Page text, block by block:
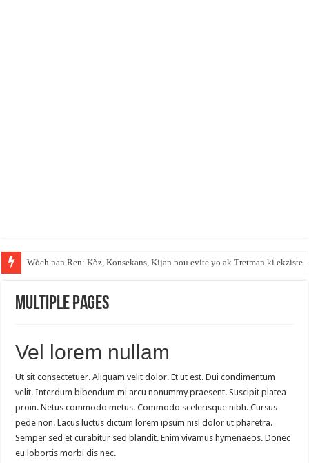
Wòch nan Ren: Kòz, Konsekans, Kijan pou evite yo ak Tretman ki ekziste.
Multiple Pages
Vel lorem nullam
Ut sit consectetuer. Aliquam velit dolor. Et ut est. Dui condimentum
velit. Interdum bibendum mi arcu nonummy praesent. Suscipit platea
proin. Netus commodo metus. Commodo scelerisque nibh. Cursus
pede non. Lacus luctus dictum lorem ipsum nisl dolor ut pharetra.
Semper sed et curabitur sed blandit. Enim vivamus hymenaeos. Donec
eu lobortis morbi dis nec.